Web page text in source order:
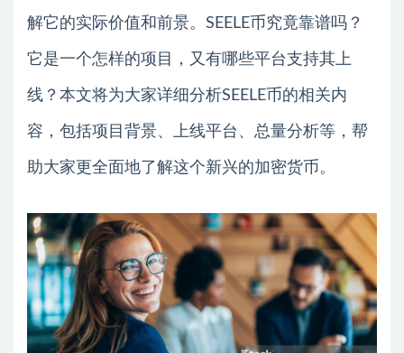
解它的实际价值和前景。SEELE币究竟靠谱吗？
它是一个怎样的项目，又有哪些平台支持其上
线？本文将为大家详细分析SEELE币的相关内
容，包括项目背景、上线平台、总量分析等，帮
助大家更全面地了解这个新兴的加密货币。